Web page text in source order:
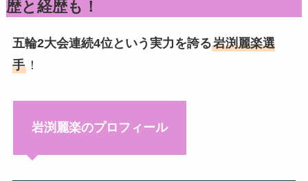
歴と経歴も！
五輪2大会連続4位という実力を誇る岩渕麗楽選
手！
岩渕麗楽のプロフィール